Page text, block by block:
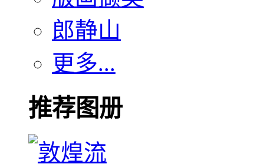
郎静山
更多...
推荐图册